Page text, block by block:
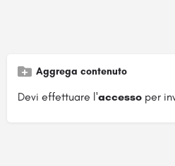
Aggrega contenuto
Devi effettuare l'accesso per